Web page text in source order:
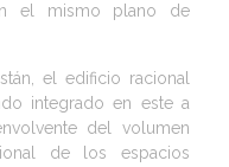
el mismo plano de
el edificio racional
integrado en este a
del volumen
de los espacios